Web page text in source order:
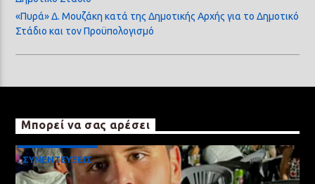
«Πυρά» Δ. Μουζάκη κατά της Δημοτικής Αρχής για το Δημοτικό
Στάδιο και τον Προϋπολογισμό
Μπορεί να σας αρέσει
ΣΥΝΕΝΤΕΥΞΕΙΣ